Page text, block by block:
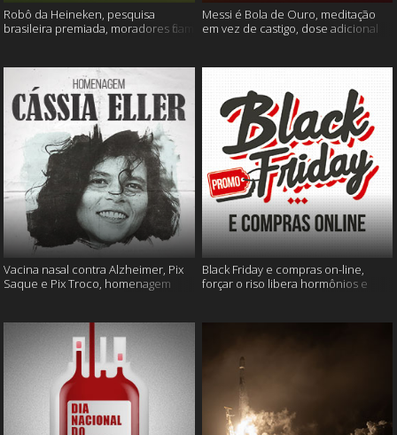
Robô da Heineken, pesquisa
brasileira premiada, moradores ficam
Messi é Bola de Ouro, meditação
em vez de castigo, dose adicional
Vacina nasal contra Alzheimer, Pix
Saque e Pix Troco, homenagem
Black Friday e compras on-line,
forçar o riso libera hormônios e